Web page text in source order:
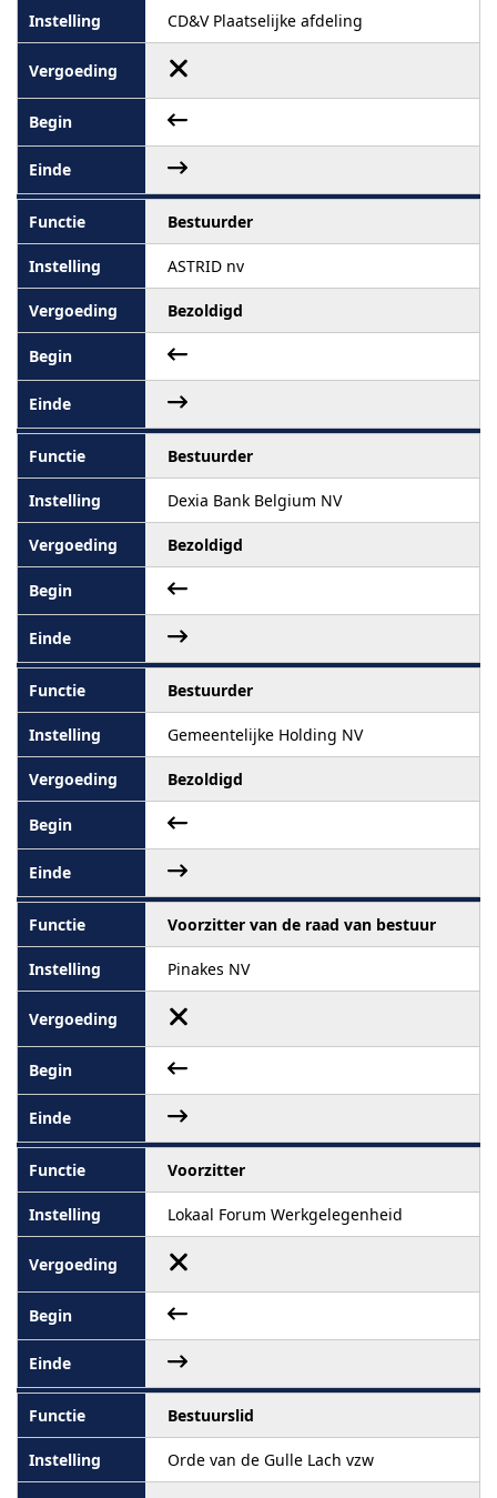
CD&V Plaatselijke afdeling
Bestuurder
ASTRID nv
Bezoldigd
Bestuurder
Dexia Bank Belgium NV
Bezoldigd
Bestuurder
Gemeentelijke Holding NV
Bezoldigd
Voorzitter van de raad van bestuur
Pinakes NV
Voorzitter
Lokaal Forum Werkgelegenheid
Bestuurslid
Orde van de Gulle Lach vzw